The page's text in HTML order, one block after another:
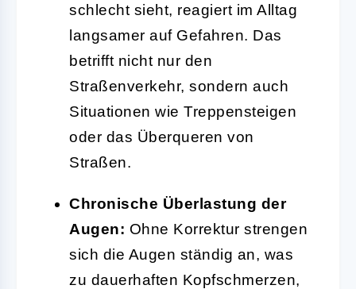
schlecht sieht, reagiert im Alltag
langsamer auf Gefahren. Das
betrifft nicht nur den
Straßenverkehr, sondern auch
Situationen wie Treppensteigen
oder das Überqueren von
Straßen.
Chronische Überlastung der
Augen: Ohne Korrektur strengen
sich die Augen ständig an, was
zu dauerhaften Kopfschmerzen,